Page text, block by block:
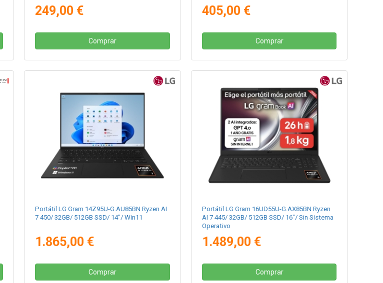
249,00 €
Comprar
405,00 €
Comprar
Portátil LG Gram 14Z95U-G.AU85BN Ryzen AI
7 450/ 32GB/ 512GB SSD/ 14"/ Win11
1.865,00 €
Comprar
Portátil LG Gram 16UD55U-G.AX85BN Ryzen
AI 7 445/ 32GB/ 512GB SSD/ 16"/ Sin Sistema
Operativo
1.489,00 €
Comprar